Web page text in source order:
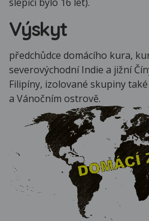
Výskyt
předchůdce domácího kura,
severovýchodní Indie a jižní
Filipíny, izolované skupiny
a Vánočním ostrově.